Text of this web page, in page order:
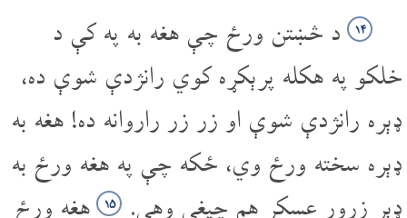
۱۴ د څښتن ورځ چې هغه به په کې د
خلکو په هکله پرېکړه کوي رانژدې شوې ده،
ډېره رانژدې شوې او زر زر راروانه ده! هغه به
ډېره سخته ورځ وي، ځکه چې په هغه ورځ به
ډېر زړور عسکر هم چیغې وهي.
۱۵ هغه ورځ